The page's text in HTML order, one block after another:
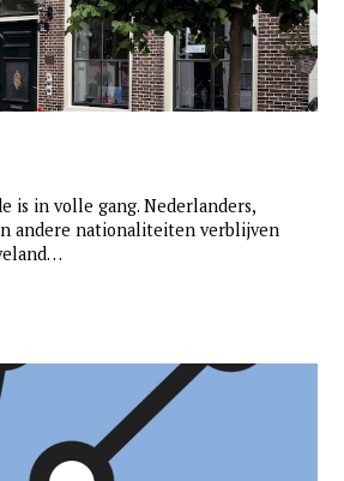
is in volle gang. Nederlanders,
andere nationaliteiten verblijven